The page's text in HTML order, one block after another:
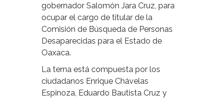
gobernador Salomón Jara Cruz, para
ocupar el cargo de titular de la
Comisión de Búsqueda de Personas
Desaparecidas para el Estado de
Oaxaca.
La terna está compuesta por los
ciudadanos Enrique Chávelas
Espinoza, Eduardo Bautista Cruz y